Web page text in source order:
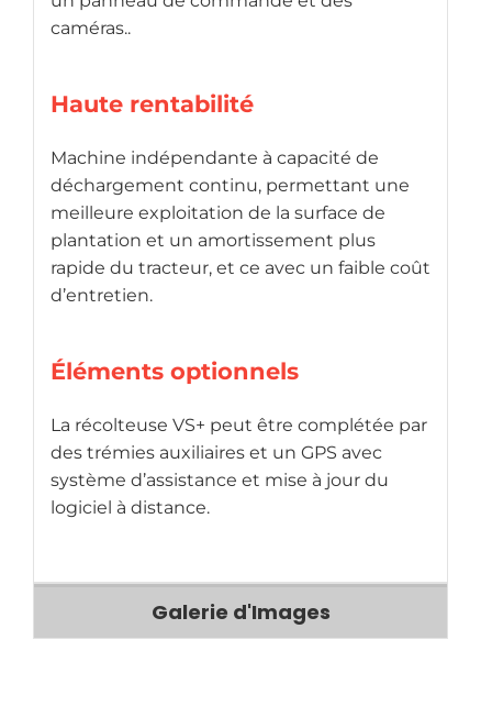
caméras..
Haute rentabilité
Machine indépendante à capacité de
déchargement continu, permettant une
meilleure exploitation de la surface de
plantation et un amortissement plus
rapide du tracteur, et ce avec un faible coût
d’entretien.
Éléments optionnels
La récolteuse VS+ peut être complétée par
des trémies auxiliaires et un GPS avec
système d’assistance et mise à jour du
logiciel à distance.
Galerie d'Images